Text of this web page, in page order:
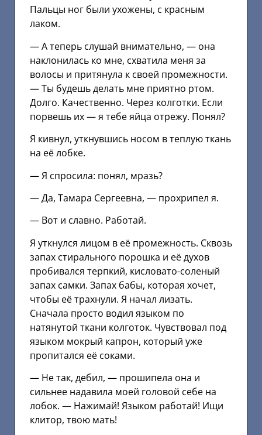
Пальцы ног были ухожены, с красным
лаком.
— А теперь слушай внимательно, — она
наклонилась ко мне, схватила меня за
волосы и притянула к своей промежности.
— Ты будешь делать мне приятно ртом.
Долго. Качественно. Через колготки. Если
порвешь их — я тебе яйца отрежу. Понял?
Я кивнул, уткнувшись носом в теплую ткань
на её лобке.
— Я спросила: понял, мразь?
— Да, Тамара Сергеевна, — прохрипел я.
— Вот и славно. Работай.
Я уткнулся лицом в её промежность. Сквозь
запах стирального порошка и её духов
пробивался терпкий, кисловато-соленый
запах самки. Запах бабы, которая хочет,
чтобы её трахнули. Я начал лизать.
Сначала просто водил языком по
натянутой ткани колготок. Чувствовал под
языком мокрый капрон, который уже
пропитался её соками.
— Не так, дебил, — прошипела она и
сильнее надавила моей головой себе на
лобок. — Нажимай! Языком работай! Ищи
клитор, твою мать!